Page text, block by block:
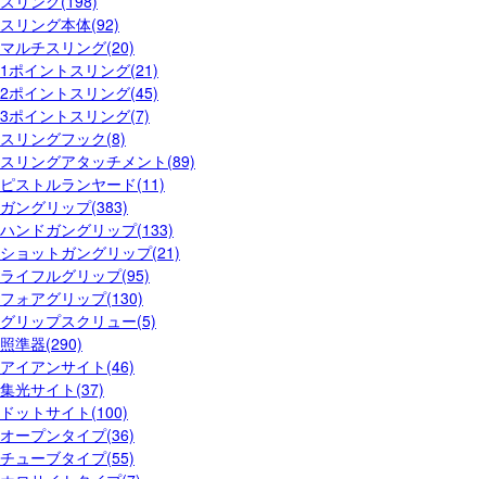
スリング本体(92)
マルチスリング(20)
1ポイントスリング(21)
2ポイントスリング(45)
3ポイントスリング(7)
スリングフック(8)
スリングアタッチメント(89)
ピストルランヤード(11)
ガングリップ(383)
ハンドガングリップ(133)
ショットガングリップ(21)
ライフルグリップ(95)
フォアグリップ(130)
グリップスクリュー(5)
照準器(290)
アイアンサイト(46)
集光サイト(37)
ドットサイト(100)
オープンタイプ(36)
チューブタイプ(55)